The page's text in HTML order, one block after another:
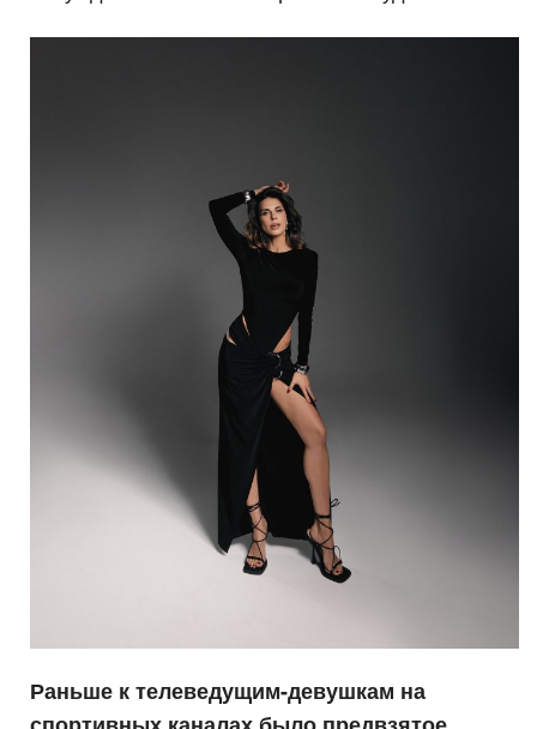
Раньше к телеведущим-девушкам на